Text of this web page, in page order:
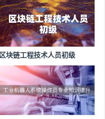
区块链工程技术人员初级